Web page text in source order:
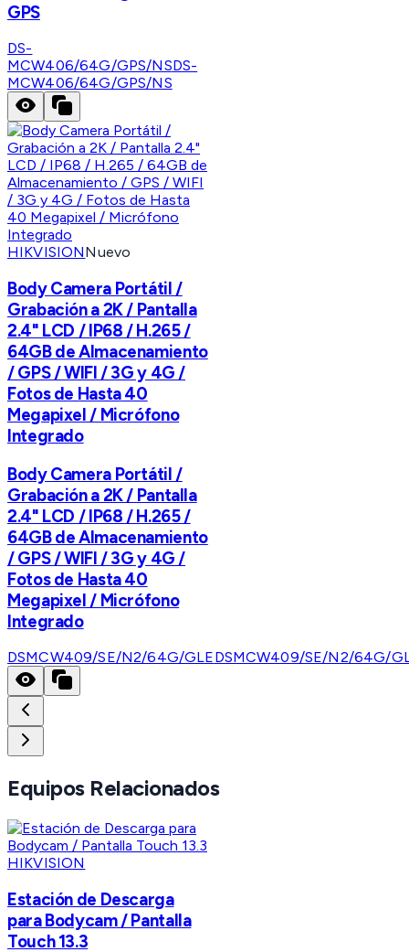
GPS
DS-
MCW406/64G/GPS/NSDS-
MCW406/64G/GPS/NS
HIKVISIONNuevo
Body Camera Portátil /
Grabación a 2K / Pantalla
2.4" LCD / IP68 / H.265 /
64GB de Almacenamiento
/ GPS / WIFI / 3G y 4G /
Fotos de Hasta 40
Megapixel / Micrófono
Integrado
Body Camera Portátil /
Grabación a 2K / Pantalla
2.4" LCD / IP68 / H.265 /
64GB de Almacenamiento
/ GPS / WIFI / 3G y 4G /
Fotos de Hasta 40
Megapixel / Micrófono
Integrado
DSMCW409/SE/N2/64G/GLEDSMCW409/SE/N2/64G/
Equipos Relacionados
HIKVISION
Estación de Descarga
para Bodycam / Pantalla
Touch 13.3